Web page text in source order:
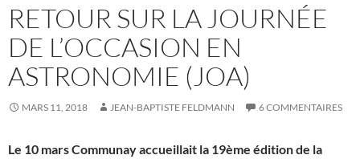
RETOUR SUR LA JOURNÉE
DE L’OCCASION EN
ASTRONOMIE (JOA)
MARS 11, 2018 JEAN-BAPTISTE FELDMANN 6 COMMENTAIRES
Le 10 mars Communay accueillait la 19ème édition de la